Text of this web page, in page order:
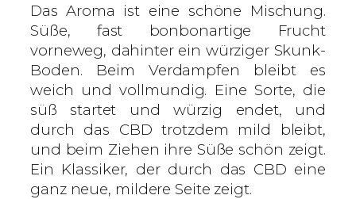
Das Aroma ist eine schöne Mischung.
Süße, fast bonbonartige Frucht
vorneweg, dahinter ein würziger Skunk-
Boden. Beim Verdampfen bleibt es
weich und vollmundig. Eine Sorte, die
süß startet und würzig endet, und
durch das CBD trotzdem mild bleibt,
und beim Ziehen ihre Süße schön zeigt.
Ein Klassiker, der durch das CBD eine
ganz neue, mildere Seite zeigt.